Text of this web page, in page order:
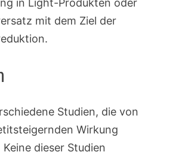
in Light-Produkten oder
mit dem Ziel der
Studien, die von
Wirkung
dieser Studien